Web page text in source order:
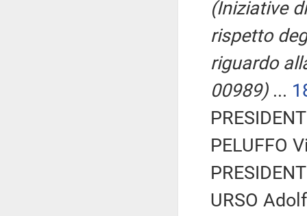
(Iniziative
rispetto
riguardo
00989)...
PELUFFO
URSO